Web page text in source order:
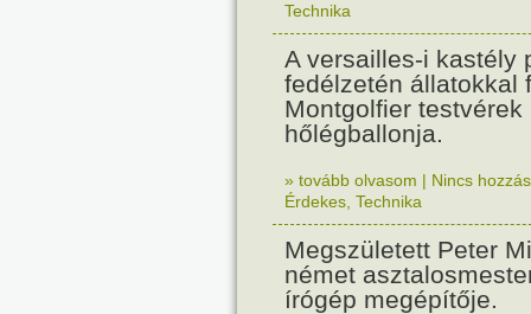
Technika
A versailles-i kastély
fedélzetén állatokkal
Montgolfier testvérek
hőlégballonja.
» tovább olvasom | Nincs
Érdekes Technika
Megszületett Peter
német
írógép megépítője.